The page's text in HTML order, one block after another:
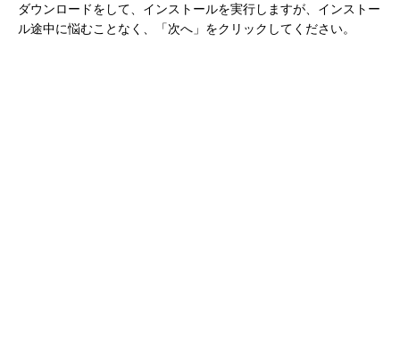
ダウンロードをして、インストールを実行しますが、インストー
ル途中に悩むことなく、「次へ」をクリックしてください。